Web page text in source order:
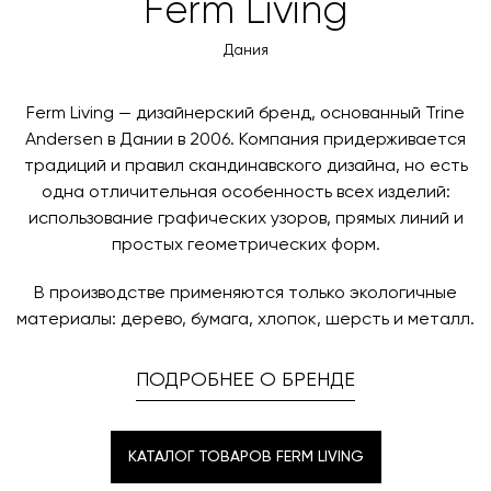
оплаты через банковский счет. Для оформления
оплаты по счету, пожалуйста, свяжитесь с нами
менеджер свяжется с вами для согласования
контактных данных и адреса доставки. После
поступления товара на терминал в городе
свяжется с вами, чтобы согласовать удобное для вас
время и дату доставки.
Ferm Living
Дания
Ferm Living — дизайнерский бренд, основанный Trine
Andersen в Дании в 2006. Компания придерживается
традиций и правил скандинавского дизайна, но есть
одна отличительная особенность всех изделий:
использование графических узоров, прямых линий и
простых геометрических форм.
В производстве применяются только экологичные
материалы: дерево, бумага, хлопок, шерсть и металл.
ПОДРОБНЕЕ О БРЕНДЕ
КАТАЛОГ ТОВАРОВ FERM LIVING